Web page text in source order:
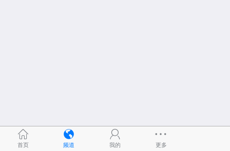
首页 频道 我的 更多